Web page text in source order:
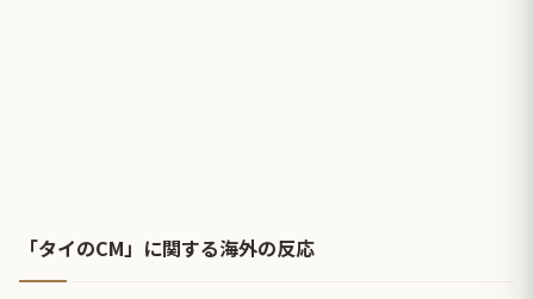
「タイのCM」に関する海外の反応